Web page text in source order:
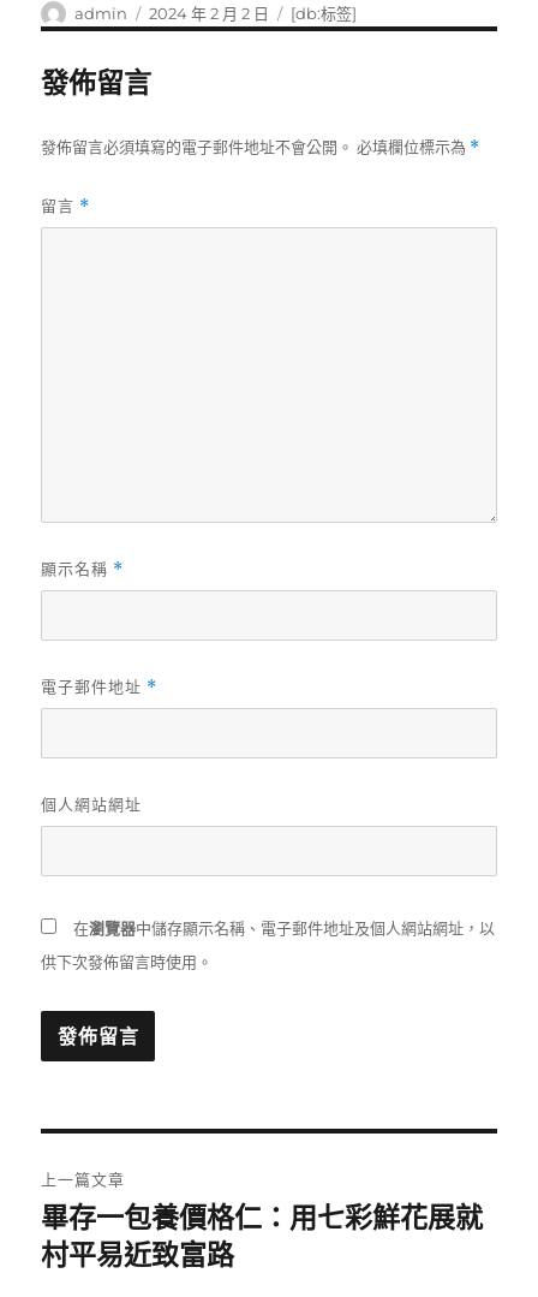
作
者
admin
發
佈
2024 年 2 月 2 日
標
籤
[db:标签]
發佈留言
發佈留言必須填寫的電子郵件地址不會公開。 必填欄位標示為 *
留言 *
顯示名稱 *
電子郵件地址 *
個人網站網址
在瀏覽器中儲存顯示名稱、電子郵件地址及個人網站網址，以
供下次發佈留言時使用。
章
導
上一篇文章
上
一
畢存一包養價格仁：用七彩鮮花展就
村平易近致富路